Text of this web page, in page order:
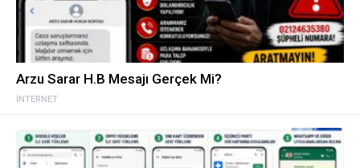
İNTERNET
Arzu Sarar H.B Mesajı Gerçek Mi?